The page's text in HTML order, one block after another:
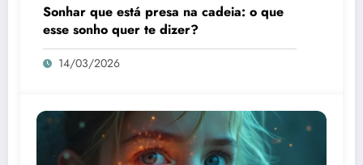
Sonhar que está presa na cadeia: o que
esse sonho quer te dizer?
14/03/2026